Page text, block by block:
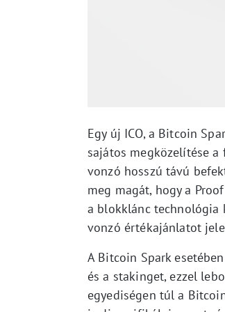
Egy új ICO, a Bitcoin
sajátos megközelítése a
vonzó hosszú távú
meg magát, hogy a
a blokklánc technológia
vonzó értékajánlatot
A Bitcoin Spark
és a stakinget, ezzel
egyediségen túl a